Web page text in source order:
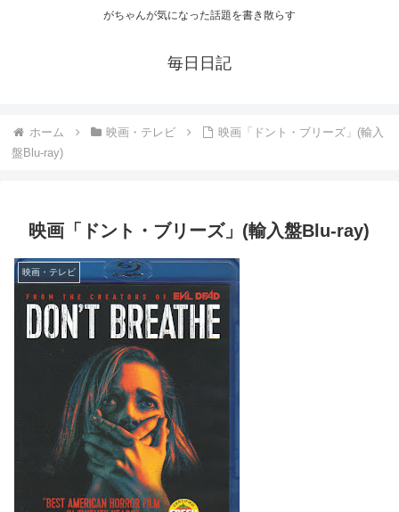
がちゃんが気になった話題を書き散らす
毎日日記
ホーム 映画・テレビ
映画「ドント・ブリーズ」(輸入
盤Blu-ray)
映画「ドント・ブリーズ」(輸入盤Blu-ray)
映画・テレビ